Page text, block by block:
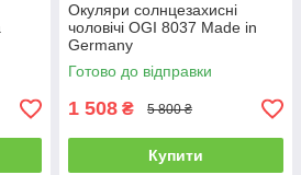
Окуляри солнцезахисні
чоловічі OGI 8037 Made in
Germany
Готово до відправки
1 508 ₴ 5 800 ₴
Купити